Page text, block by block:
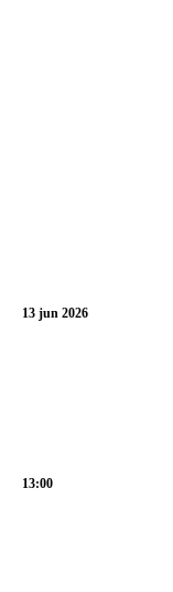
13 jun 2026
13:00